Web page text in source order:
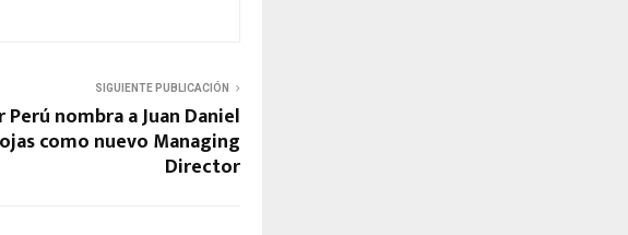
SIGUIENTE PUBLICACIÓN
Perú nombra a Juan Daniel
como nuevo Managing
Director